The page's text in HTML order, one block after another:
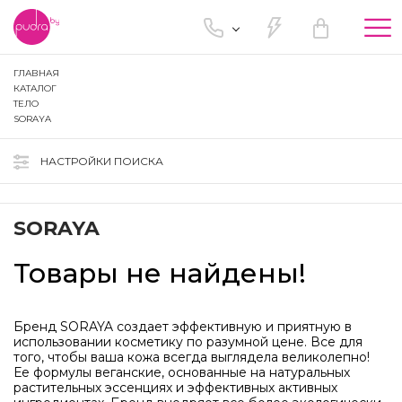
ГЛАВНАЯ
КАТАЛОГ
ТЕЛО
SORAYA
НАСТРОЙКИ ПОИСКА
SORAYA
Товары не найдены!
Бренд SORAYA создает эффективную и приятную в
использовании косметику по разумной цене. Все для
того, чтобы ваша кожа всегда выглядела великолепно!
Ее формулы веганские, основанные на натуральных
растительных эссенциях и эффективных активных